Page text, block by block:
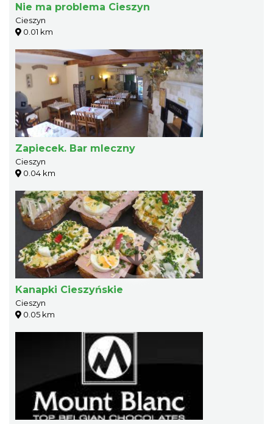
Nie ma problema Cieszyn
Cieszyn
0.01 km
Zapiecek. Bar mleczny
Cieszyn
0.04 km
Kanapki Cieszyńskie
Cieszyn
0.05 km